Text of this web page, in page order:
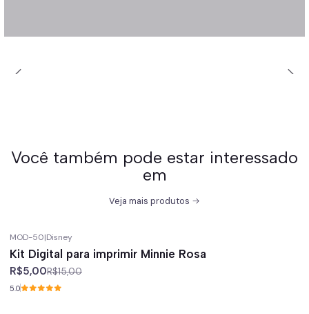
Você também pode estar interessado
em
Veja mais produtos
MOD-50|Disney
Kit Digital para imprimir Minnie Rosa
R$5,00R$15,00
5.0